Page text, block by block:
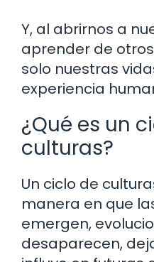
Y, al abrirnos a
aprender de
solo nuestras
experiencia
¿Qué es un
culturas?
Un ciclo de
manera en que
emergen,
desaparecen,